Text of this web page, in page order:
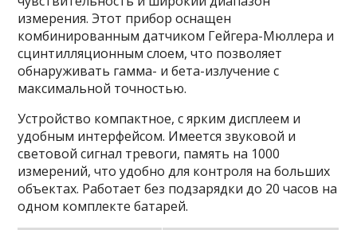
измерения. Этот прибор оснащен
комбинированным датчиком Гейгера-Мюллера и
сцинтилляционным слоем, что позволяет
обнаруживать гамма- и бета-излучение с
максимальной точностью.
Устройство компактное, с ярким дисплеем и
удобным интерфейсом. Имеется звуковой и
световой сигнал тревоги, память на 1000
измерений, что удобно для контроля на больших
объектах. Работает без подзарядки до 20 часов на
одном комплекте батарей.